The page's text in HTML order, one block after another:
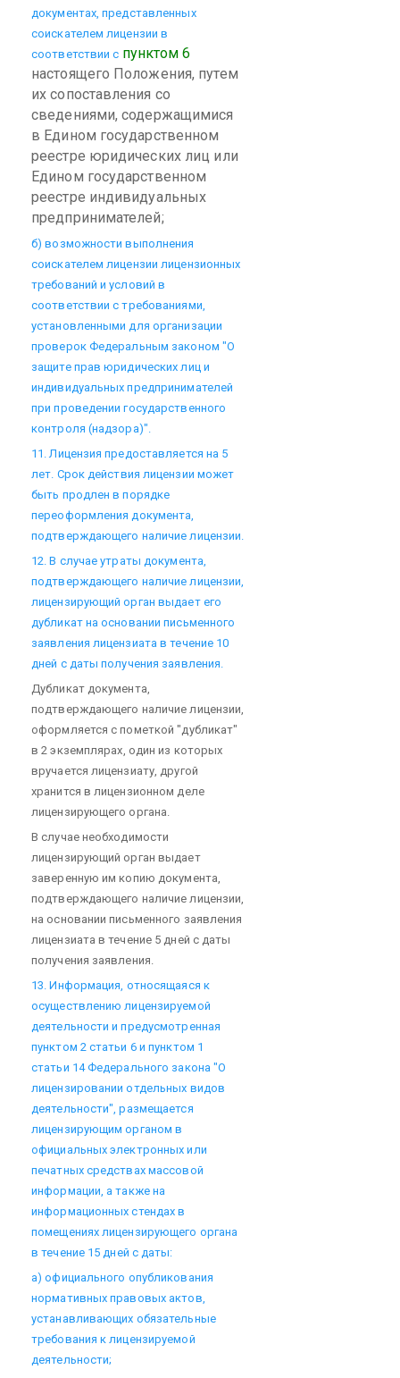
документах, представленных
соискателем лицензии в
соответствии с пунктом 6
настоящего Положения, путем
их сопоставления со
сведениями, содержащимися
в Едином государственном
реестре юридических лиц или
Едином государственном
реестре индивидуальных
предпринимателей;
б) возможности выполнения
соискателем лицензии лицензионных
требований и условий в
соответствии с требованиями,
установленными для организации
проверок Федеральным законом "О
защите прав юридических лиц и
индивидуальных предпринимателей
при проведении государственного
контроля (надзора)".
11. Лицензия предоставляется на 5
лет. Срок действия лицензии может
быть продлен в порядке
переоформления документа,
подтверждающего наличие лицензии.
12. В случае утраты документа,
подтверждающего наличие лицензии,
лицензирующий орган выдает его
дубликат на основании письменного
заявления лицензиата в течение 10
дней с даты получения заявления.
Дубликат документа,
подтверждающего наличие лицензии,
оформляется с пометкой "дубликат"
в 2 экземплярах, один из которых
вручается лицензиату, другой
хранится в лицензионном деле
лицензирующего органа.
В случае необходимости
лицензирующий орган выдает
заверенную им копию документа,
подтверждающего наличие лицензии,
на основании письменного заявления
лицензиата в течение 5 дней с даты
получения заявления.
13. Информация, относящаяся к
осуществлению лицензируемой
деятельности и предусмотренная
пунктом 2 статьи 6 и пунктом 1
статьи 14 Федерального закона "О
лицензировании отдельных видов
деятельности", размещается
лицензирующим органом в
официальных электронных или
печатных средствах массовой
информации, а также на
информационных стендах в
помещениях лицензирующего органа
в течение 15 дней с даты:
а) официального опубликования
нормативных правовых актов,
устанавливающих обязательные
требования к лицензируемой
деятельности;